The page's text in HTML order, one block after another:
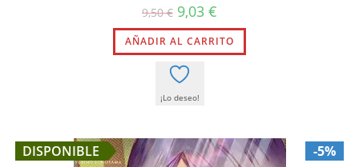
9,50€ El
precio
original
era:
9,50 €.
9,03 €
actual
es:
9,03 €.
AÑADIR AL CARRITO
¡Lo deseo!
DISPONIBLE -5%